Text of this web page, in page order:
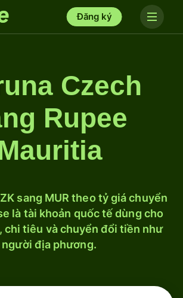
Đăng ký
Czech
Rupee
sang MUR theo tỷ giá chuyển
là tài khoản quốc tế dùng cho
chi tiêu và chuyển đổi tiền như
người địa phương.